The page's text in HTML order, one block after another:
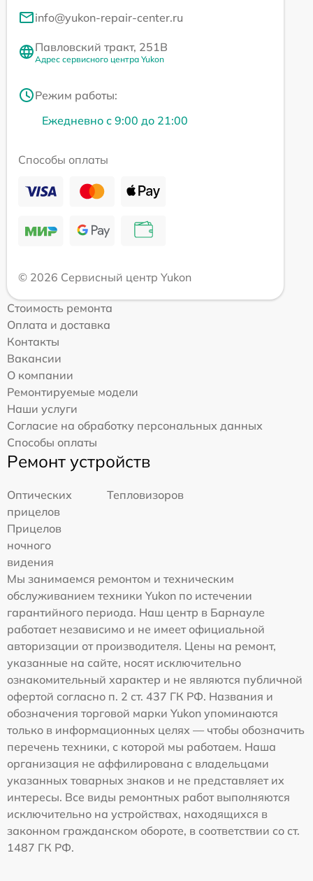
info@yukon-repair-center.ru
Павловский тракт, 251В
Адрес сервисного центра Yukon
Режим работы:
Ежедневно с 9:00 до 21:00
Способы оплаты
© 2026 Сервисный центр Yukon
Стоимость ремонта
Оплата и доставка
Контакты
Вакансии
О компании
Ремонтируемые модели
Наши услуги
Согласие на обработку персональных данных
Способы оплаты
Ремонт устройств
Оптических
прицелов
Тепловизоров
Прицелов
ночного
видения
Мы занимаемся ремонтом и техническим
обслуживанием техники Yukon по истечении
гарантийного периода. Наш центр в Барнауле
работает независимо и не имеет официальной
авторизации от производителя. Цены на ремонт,
указанные на сайте, носят исключительно
ознакомительный характер и не являются публичной
офертой согласно п. 2 ст. 437 ГК РФ. Названия и
обозначения торговой марки Yukon упоминаются
только в информационных целях — чтобы обозначить
перечень техники, с которой мы работаем. Наша
организация не аффилирована с владельцами
указанных товарных знаков и не представляет их
интересы. Все виды ремонтных работ выполняются
исключительно на устройствах, находящихся в
законном гражданском обороте, в соответствии со ст.
1487 ГК РФ.